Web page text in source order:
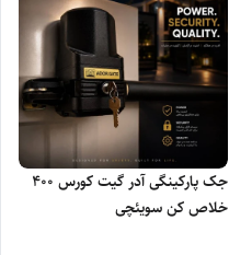
جک پارکینگی آدر گیت کورس 400
خلاص کن سویئچی